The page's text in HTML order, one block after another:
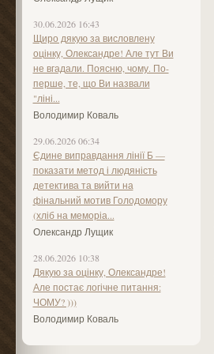
30.06.2026 16:43
Щиро дякую за висловлену
оцінку, Олександре! Але тут Ви
не вгадали. Поясню, чому. По-
перше, те, що Ви назвали
"ліні...
Володимир Коваль
29.06.2026 06:34
Єдине виправдання лінії Б —
показати метод і людяність
детектива та вийти на
фінальний мотив Голодомору
(хліб на меморіа...
Олександр Лущик
28.06.2026 10:38
Дякую за оцінку, Олександре!
Але постає логічне питання:
ЧОМУ? )))
Володимир Коваль